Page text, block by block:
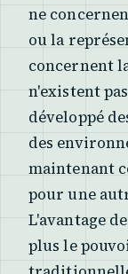
ne
ou la
concernent
n'existent
développé
des
maintenant
pour une
L'avantage
plus le